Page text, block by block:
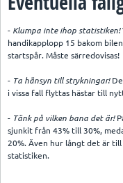
- Klumpa inte ihop statistiken!
handikapplopp 15 bakom
startspår. Måste särredovisas!
- Ta hänsyn till strykningar!
i vissa fall flyttas hästar till
- Tänk på vilken bana det är!
sjunkit från 43% till 30%,
20%. Även hur långt det är
statistiken.